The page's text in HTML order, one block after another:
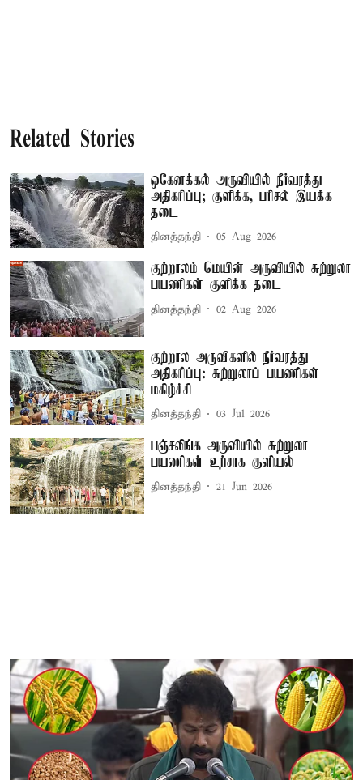
Related Stories
ஒகேனக்கல் அருவியில் நீர்வரத்து
அதிகரிப்பு; குளிக்க, பரிசல் இயக்க
தடை
தினத்தந்தி 05 Aug 2026
குற்றாலம் மெயின் அருவியில் சுற்றுலா
பயணிகள் குளிக்க தடை
தினத்தந்தி 02 Aug 2026
குற்றால அருவிகளில் நீர்வரத்து
அதிகரிப்பு: சுற்றுலாப் பயணிகள்
மகிழ்ச்சி
தினத்தந்தி 03 Jul 2026
பஞ்சலிங்க அருவியில் சுற்றுலா
பயணிகள் உற்சாக குளியல்
தினத்தந்தி 21 Jun 2026